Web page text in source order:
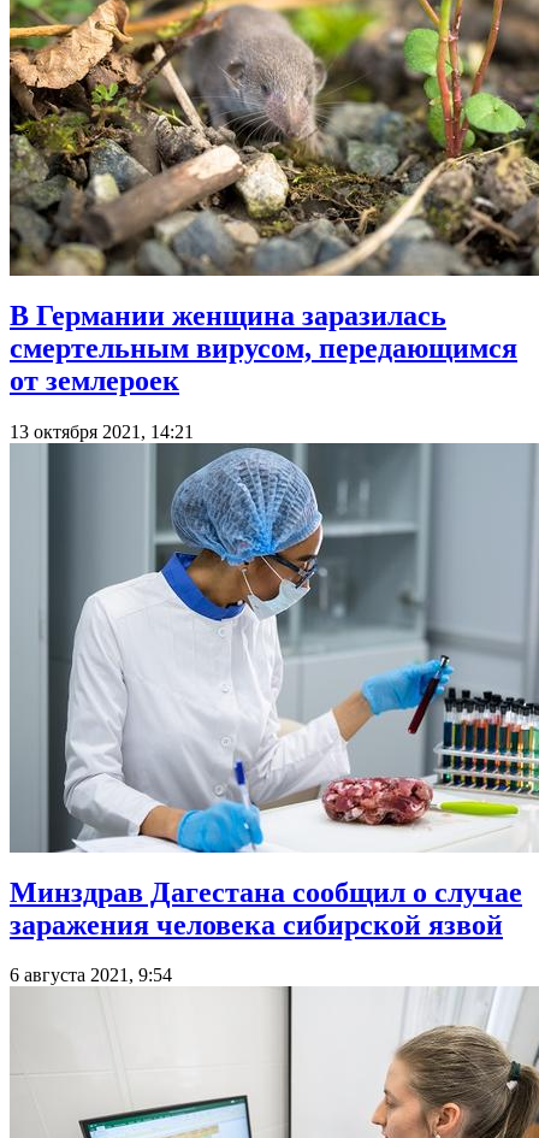
В Германии женщина заразилась
смертельным вирусом, передающимся
от землероек
13 октября 2021, 14:21
Минздрав Дагестана сообщил о случае
заражения человека сибирской язвой
6 августа 2021, 9:54